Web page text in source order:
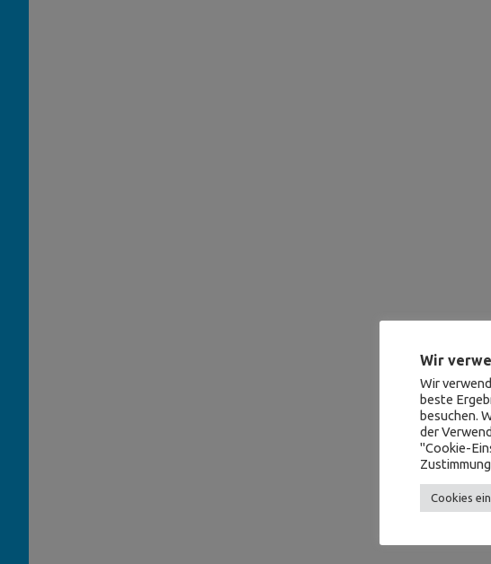
Wir
Wir
beste
besuchen.
der
"Cookie-
Cookies